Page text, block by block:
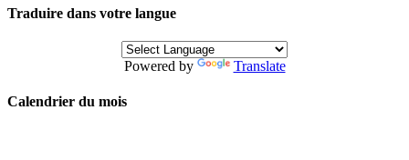
Traduire dans votre langue
Powered by Translate
Calendrier du mois